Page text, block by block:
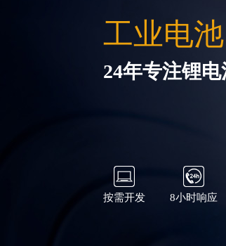
工业电池
24年专注锂电
按需开发 8小时响应